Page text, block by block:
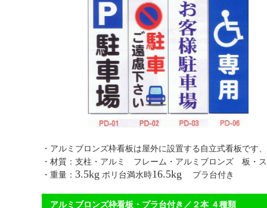
・アルミブロンズ枠看板は屋外に設置する自立式看
・材質：支柱・アルミ フレーム・アルミブロンズ 板・
・重量： 3.5kg ポリ台満水時16.5kg プラ台付き 【
アルミブロンズ枠看板・プラ